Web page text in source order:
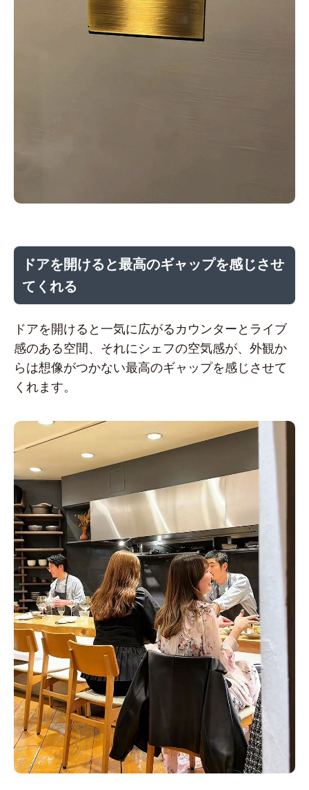
ドアを開けると最高のギャップを感じさせ
てくれる
ドアを開けると一気に広がるカウンターとライブ
感のある空間、それにシェフの空気感が、外観か
らは想像がつかない最高のギャップを感じさせて
くれます。